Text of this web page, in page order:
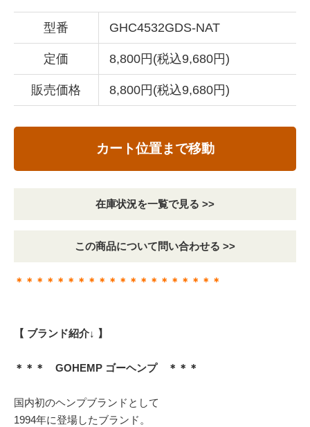
型番 GHC4532GDS-NAT
定価 8,800円(税込9,680円)
販売価格 8,800円(税込9,680円)
カート位置まで移動
在庫状況を一覧で見る >>
この商品について問い合わせる >>
＊＊＊＊＊＊＊＊＊＊＊＊＊＊＊＊＊＊＊＊
【 ブランド紹介↓ 】
＊＊＊ GOHEMP ゴーヘンプ ＊＊＊
国内初のヘンプブランドとして
1994年に登場したブランド。